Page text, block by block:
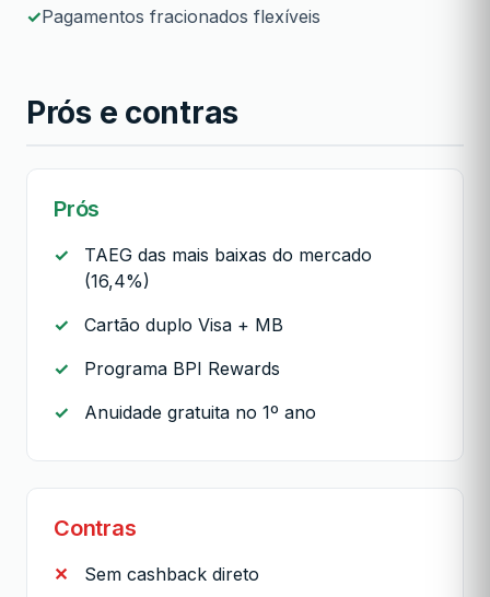
Pagamentos fracionados flexíveis
Prós e contras
Prós
TAEG das mais baixas do mercado
(16,4%)
Cartão duplo Visa + MB
Programa BPI Rewards
Anuidade gratuita no 1º ano
Contras
Sem cashback direto